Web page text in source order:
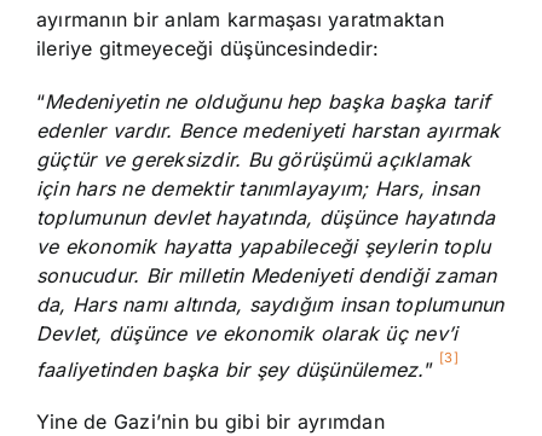
ayırmanın bir anlam karmaşası yaratmaktan
ileriye gitmeyeceği düşüncesindedir:
“Medeniyetin ne olduğunu hep başka başka tarif
edenler vardır. Bence medeniyeti harstan ayırmak
güçtür ve gereksizdir. Bu görüşümü açıklamak
için hars ne demektir tanımlayayım; Hars, insan
toplumunun devlet hayatında, düşünce hayatında
ve ekonomik hayatta yapabileceği şeylerin toplu
sonucudur. Bir milletin Medeniyeti dendiği zaman
da, Hars namı altında, saydığım insan toplumunun
Devlet, düşünce ve ekonomik olarak üç nev’i
faaliyetinden başka bir şey düşünülemez.” [3]
Yine de Gazi’nin bu gibi bir ayrımdan